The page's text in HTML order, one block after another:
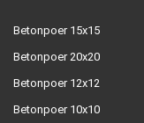
Betonpoer 15x15
Betonpoer 20x20
Betonpoer 12x12
Betonpoer 10x10